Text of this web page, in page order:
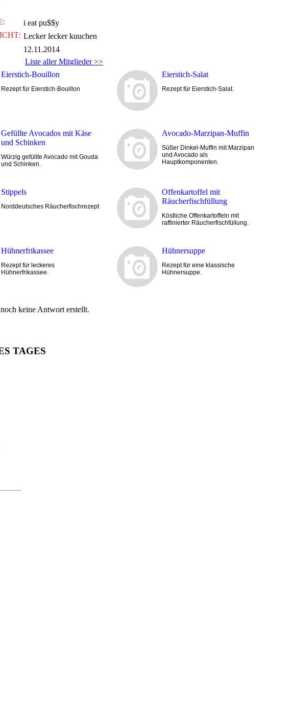
i eat pu$$y
Lecker lecker kuuchen
12.11.2014
Liste aller Mitglieder >>
Eierstich-Bouillon
Rezept für Eierstich-Bouillon
Eierstich-Salat
Rezept für Eierstich-Salat.
Gefüllte Avocados mit Käse
und Schinken
Würzig gefüllte Avocado mit Gouda
und Schinken.
Avocado-Marzipan-Muffin
Süßer Dinkel-Muffin mit Marzipan
und Avocado als
Hauptkomponenten.
Stippels
Norddeutsches Räucherfischrezept
Offenkartoffel mit
Räucherfischfüllung
Köstliche Offenkartoffeln mit
raffinierter Räucherfischfüllung.
Hühnerfrikassee
Rezept für leckeres
Hühnerfrikassee.
Hühnersuppe
Rezept für eine klassische
Hühnersuppe.
keine Antwort erstellt.
TAGES